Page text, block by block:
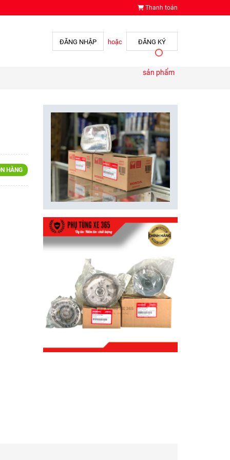
Thanh toán
ĐĂNG NHẬP hoặc ĐĂNG KÝ
sản phẩm
HÀNG